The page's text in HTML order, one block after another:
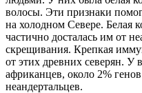
волосы. Эти признаки
на холодном Севере. Белая
частично досталась им от
скрещивания. Крепкая
от этих древних северян. У
африканцев, около 2%
неандертальцев.